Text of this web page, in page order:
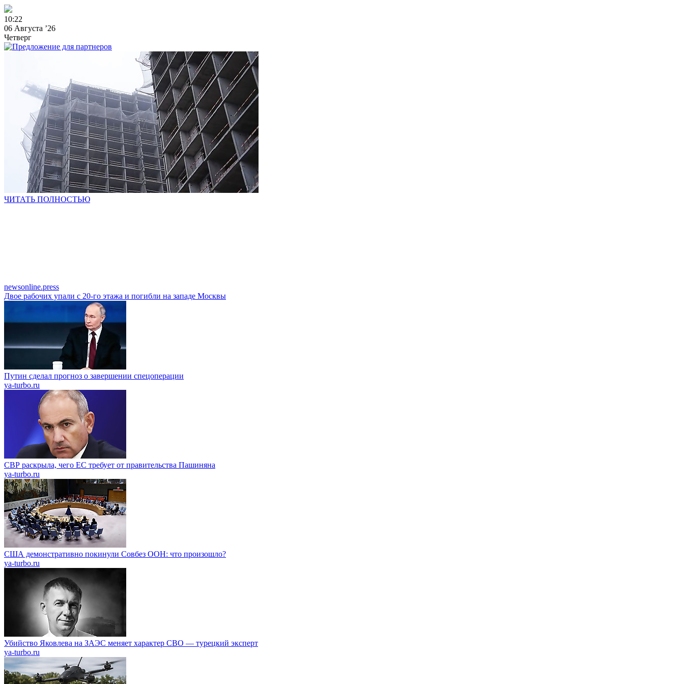
10:22
06 Августа ’26
Четверг
ЧИТАТЬ ПОЛНОСТЬЮ
newsonline.press
Двое рабочих упали с 20-го этажа и погибли на западе Москвы
Путин сделал прогноз о завершении спецоперации
ya-turbo.ru
СВР раскрыла, чего ЕС требует от правительства Пашиняна
ya-turbo.ru
США демонстративно покинули Совбез ООН: что произошло?
ya-turbo.ru
Убийство Яковлева на ЗАЭС меняет характер СВО — турецкий эксперт
ya-turbo.ru